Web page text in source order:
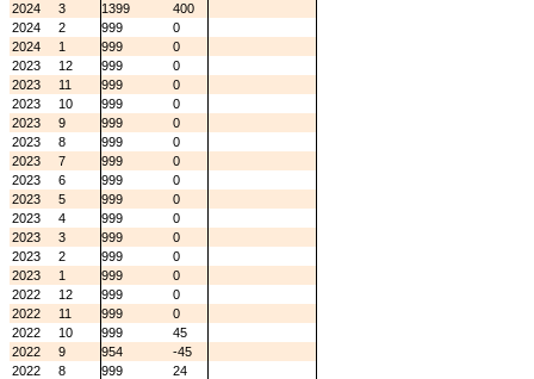
2024
3 1399
400
2024
2 999
0
2024
1 999
0
2023
12 999
0
2023
11 999
0
2023
10 999
0
2023
9 999
0
2023
8 999
0
2023
7 999
0
2023
6 999
0
2023
5 999
0
2023
4 999
0
2023
3 999
0
2023
2 999
0
2023
1 999
0
2022
12 999
0
2022
11 999
0
2022
10 999
45
2022
9 954
-45
2022
8 999
24